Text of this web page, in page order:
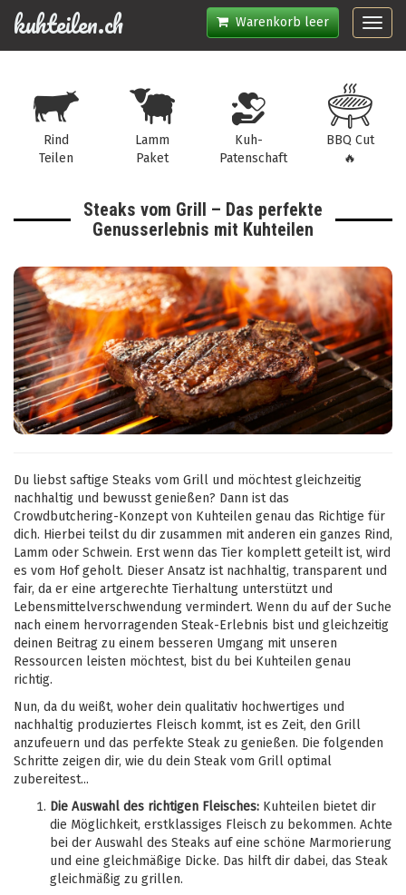
Warenkorb leer
kuhteilen.ch
Rind
Teilen
Lamm
Paket
Kuh-
Patenschaft
BBQ Cut
🔥
Steaks vom Grill – Das perfekte
Genusserlebnis mit Kuhteilen
Du liebst saftige Steaks vom Grill und möchtest gleichzeitig
nachhaltig und bewusst genießen? Dann ist das
Crowdbutchering-Konzept von Kuhteilen genau das Richtige für
dich. Hierbei teilst du dir zusammen mit anderen ein ganzes Rind,
Lamm oder Schwein. Erst wenn das Tier komplett geteilt ist, wird
es vom Hof geholt. Dieser Ansatz ist nachhaltig, transparent und
fair, da er eine artgerechte Tierhaltung unterstützt und
Lebensmittelverschwendung vermindert. Wenn du auf der Suche
nach einem hervorragenden Steak-Erlebnis bist und gleichzeitig
deinen Beitrag zu einem besseren Umgang mit unseren
Ressourcen leisten möchtest, bist du bei Kuhteilen genau
richtig.
Nun, da du weißt, woher dein qualitativ hochwertiges und
nachhaltig produziertes Fleisch kommt, ist es Zeit, den Grill
anzufeuern und das perfekte Steak zu genießen. Die folgenden
Schritte zeigen dir, wie du dein Steak vom Grill optimal
zubereitest...
Die Auswahl des richtigen Fleisches: Kuhteilen bietet dir
die Möglichkeit, erstklassiges Fleisch zu bekommen. Achte
bei der Auswahl des Steaks auf eine schöne Marmorierung
und eine gleichmäßige Dicke. Das hilft dir dabei, das Steak
gleichmäßig zu grillen.